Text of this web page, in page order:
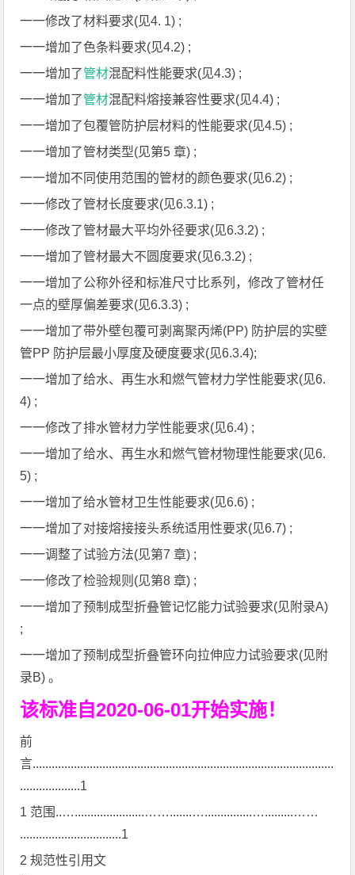
一一修改了材料要求(见4. 1) ;
一一增加了色条料要求(见4.2) ;
一一增加了管材混配料性能要求(见4.3) ;
一一增加了管材混配料熔接兼容性要求(见4.4) ;
一一增加了包覆管防护层材料的性能要求(见4.5) ;
一一增加了管材类型(见第5 章) ;
一一增加不同使用范围的管材的颜色要求(见6.2) ;
一一修改了管材长度要求(见6.3.1) ;
一一修改了管材最大平均外径要求(见6.3.2) ;
一一增加了管材最大不圆度要求(见6.3.2) ;
一一增加了公称外径和标准尺寸比系列，修改了管材任
一点的壁厚偏差要求(见6.3.3) ;
一一增加了带外壁包覆可剥离聚丙烯(PP) 防护层的实壁
管PP 防护层最小厚度及硬度要求(见6.3.4);
一一增加了给水、再生水和燃气管材力学性能要求(见6.
4) ;
一一修改了排水管材力学性能要求(见6.4) ;
一一增加了给水、再生水和燃气管材物理性能要求(见6.
5) ;
一一增加了给水管材卫生性能要求(见6.6) ;
一一增加了对接熔接接头系统适用性要求(见6.7) ;
一一调整了试验方法(见第7 章) ;
一一修改了检验规则(见第8 章) ;
一一增加了预制成型折叠管记忆能力试验要求(见附录A)
;
一一增加了预制成型折叠管环向拉伸应力试验要求(见附
录B) 。
该标准自2020-06-01开始实施！
前
言...............................................................................................
...................1
1 范围..…......................…….......…...............….........……
................................1
2 规范性引用文